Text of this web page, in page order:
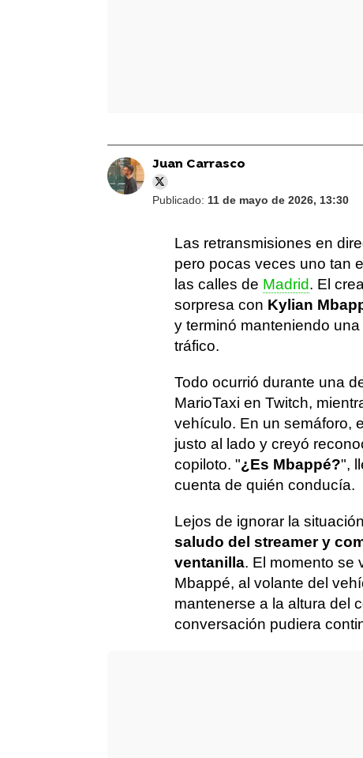
Juan Carrasco
Publicado: 11 de mayo de 2026, 13:30
Las retransmisiones en
pero pocas veces uno tan
las calles de Madrid. El
sorpresa con Kylian
y terminó manteniendo
tráfico.
Todo ocurrió durante una
MarioTaxi en Twitch,
vehículo. En un semáforo,
justo al lado y creyó
copiloto. "¿Es Mbappé?",
cuenta de quién conducía.
Lejos de ignorar la
saludo del streamer y
ventanilla. El momento se
Mbappé, al volante del
mantenerse a la altura del
conversación pudiera